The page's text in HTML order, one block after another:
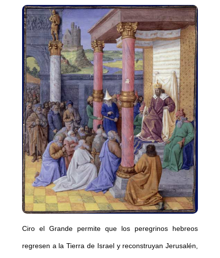
Ciro el Grande permite que los peregrinos hebreos
regresen a la Tierra de Israel y reconstruyan Jerusalén,